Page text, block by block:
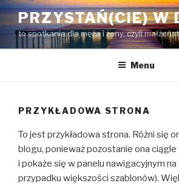
Przejdź
treści
PRZYSTAŃ(CIE) W
to spotkania dla męża i żony, czyli
Menu
PRZYKŁADOWA STRONA
To jest przykładowa strona. Różni się
blogu, ponieważ pozostanie ona
i pokaże się w panelu nawigacyjnym
przypadku większości szablonów).